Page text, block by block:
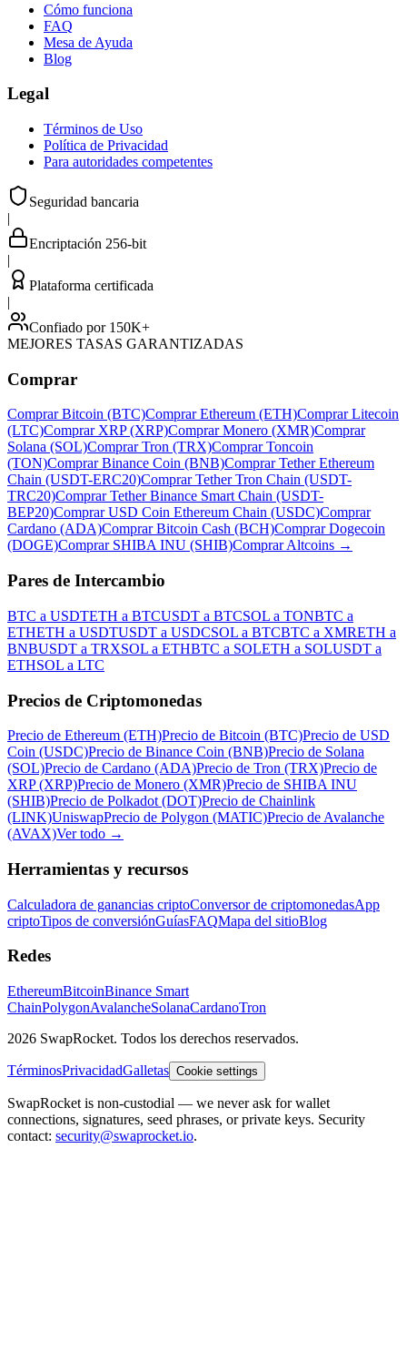
Cómo funciona
FAQ
Mesa de Ayuda
Blog
Legal
Términos de Uso
Política de Privacidad
Para autoridades competentes
Seguridad bancaria
|
Encriptación 256-bit
|
Plataforma certificada
|
Confiado por 150K+
MEJORES TASAS GARANTIZADAS
Comprar
Comprar Bitcoin (BTC)Comprar Ethereum (ETH)Comprar Litecoin
(LTC)Comprar XRP (XRP)Comprar Monero (XMR)Comprar
Solana (SOL)Comprar Tron (TRX)Comprar Toncoin
(TON)Comprar Binance Coin (BNB)Comprar Tether Ethereum
Chain (USDT-ERC20)Comprar Tether Tron Chain (USDT-
TRC20)Comprar Tether Binance Smart Chain (USDT-
BEP20)Comprar USD Coin Ethereum Chain (USDC)Comprar
Cardano (ADA)Comprar Bitcoin Cash (BCH)Comprar Dogecoin
(DOGE)Comprar SHIBA INU (SHIB)Comprar Altcoins →
Pares de Intercambio
BTC a USDTETH a BTCUSDT a BTCSOL a TONBTC a
ETHETH a USDTUSDT a USDCSOL a BTCBTC a XMRETH a
BNBUSDT a TRXSOL a ETHBTC a SOLETH a SOLUSDT a
ETHSOL a LTC
Precios de Criptomonedas
Precio de Ethereum (ETH)Precio de Bitcoin (BTC)Precio de USD
Coin (USDC)Precio de Binance Coin (BNB)Precio de Solana
(SOL)Precio de Cardano (ADA)Precio de Tron (TRX)Precio de
XRP (XRP)Precio de Monero (XMR)Precio de SHIBA INU
(SHIB)Precio de Polkadot (DOT)Precio de Chainlink
(LINK)UniswapPrecio de Polygon (MATIC)Precio de Avalanche
(AVAX)Ver todo →
Herramientas y recursos
Calculadora de ganancias criptoConversor de criptomonedasApp
criptoTipos de conversiónGuíasFAQMapa del sitioBlog
Redes
EthereumBitcoinBinance Smart
ChainPolygonAvalancheSolanaCardanoTron
2026 SwapRocket. Todos los derechos reservados.
TérminosPrivacidadGalletas Cookie settings
SwapRocket is non-custodial — we never ask for wallet
connections, signatures, seed phrases, or private keys. Security
contact: security@swaprocket.io.